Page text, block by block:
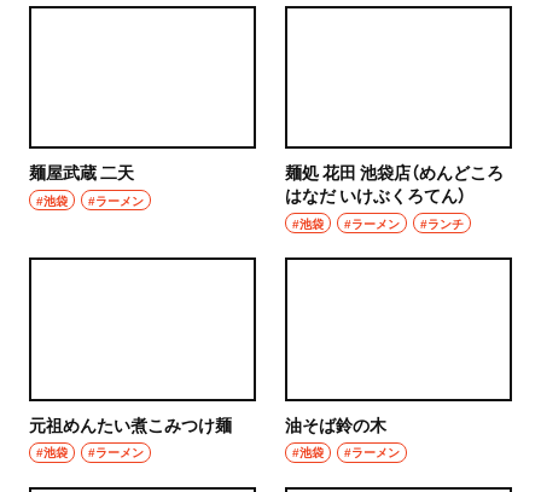
麺屋武蔵 二天
#池袋 #ラーメン
麺処 花田 池袋店（めんどころ
はなだ いけぶくろてん）
#池袋 #ラーメン #ランチ
元祖めんたい煮こみつけ麺
#池袋 #ラーメン
油そば鈴の木
#池袋 #ラーメン